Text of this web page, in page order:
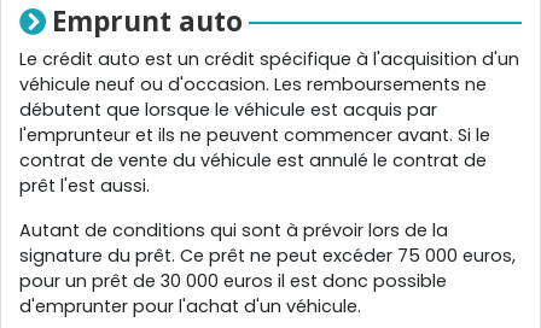
Emprunt auto
Le crédit auto est un crédit spécifique à l'acquisition d'un
véhicule neuf ou d'occasion. Les remboursements ne
débutent que lorsque le véhicule est acquis par
l'emprunteur et ils ne peuvent commencer avant. Si le
contrat de vente du véhicule est annulé le contrat de
prêt l'est aussi.
Autant de conditions qui sont à prévoir lors de la
signature du prêt. Ce prêt ne peut excéder 75 000 euros,
pour un prêt de 30 000 euros il est donc possible
d'emprunter pour l'achat d'un véhicule.